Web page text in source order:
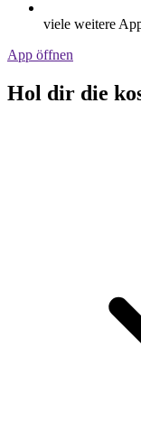
viele weitere
App öffnen
Hol dir die